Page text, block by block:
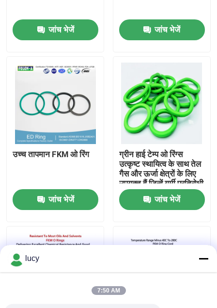
हमारे बारे में
फैक्टरी यात्रा
हमसे संपर्क करें
समाचार
सभी मामलों
जांच भेजें जांच भेजें
उच्च तापमान FKM ओ रिंग
जांच भेजें
ग्रीन हाई टेम्प ओ रिंग्स
उत्कृष्ट स्थायित्व के साथ तेल
गैस और ऊर्जा क्षेत्रों के लिए
उपयुक्त हैं जिन्हें गर्मी प्रतिरोधी
घटकों की आवश्यकता होती है
जांच भेजें
lucy
7:50 AM